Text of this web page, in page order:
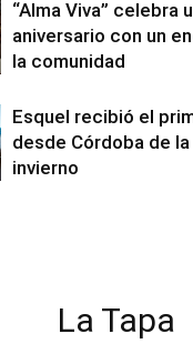
“Alma Viva” celebra
aniversario con un
la comunidad
Esquel recibió el
desde Córdoba de
invierno
La Tapa